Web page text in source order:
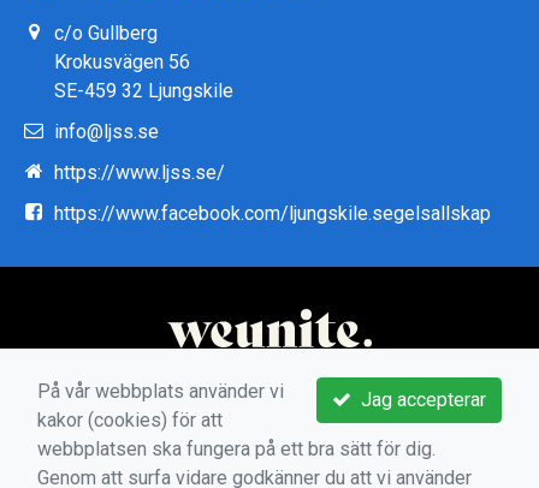
c/o Gullberg
Krokusvägen 56
SE-459 32 Ljungskile
info@ljss.se
https://www.ljss.se/
https://www.facebook.com/ljungskile.segelsallskap
Jag accepterar
På vår webbplats använder vi
kakor (cookies) för att
webbplatsen ska fungera på ett bra sätt för dig.
Genom att surfa vidare godkänner du att vi använder